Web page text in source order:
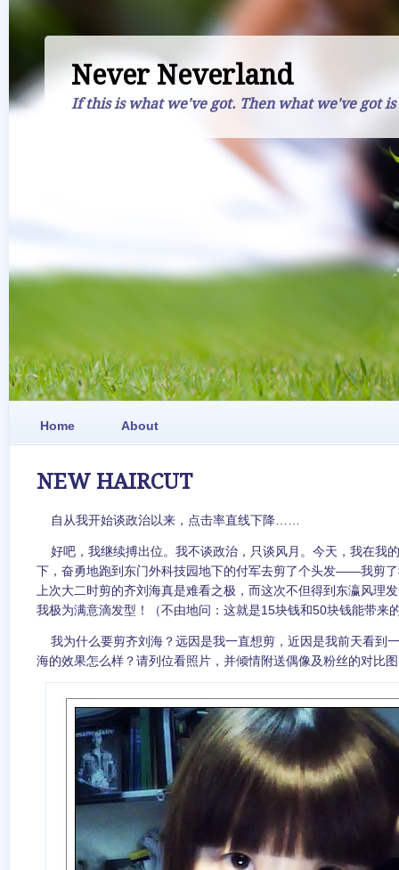
Never Neverland
If this is what we've got. Then what we've got is
Home About
NEW HAIRCUT
自从我开始谈政治以来，点击率直线下降……
好吧，我继续搏出位。我不谈政治，只谈风月。今天，我在我
下，奋勇地跑到东门外科技园地下的付军去剪了个头发——我剪
上次大二时剪的齐刘海真是难看之极，而这次不但得到东瀛风理
我极为满意滴发型！（不由地问：这就是15块钱和50块钱能带来
我为什么要剪齐刘海？远因是我一直想剪，近因是我前天看到
海的效果怎么样？请列位看照片，并倾情附送偶像及粉丝的对比